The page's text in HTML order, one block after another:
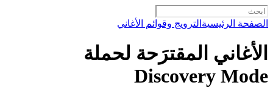
الصفحة الرئيسية الترويج وقوائم الأغاني
الأغاني المقترَحة لحملة
Discovery Mode